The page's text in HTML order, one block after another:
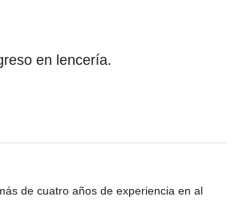
en lencería.
de cuatro años de experiencia en al